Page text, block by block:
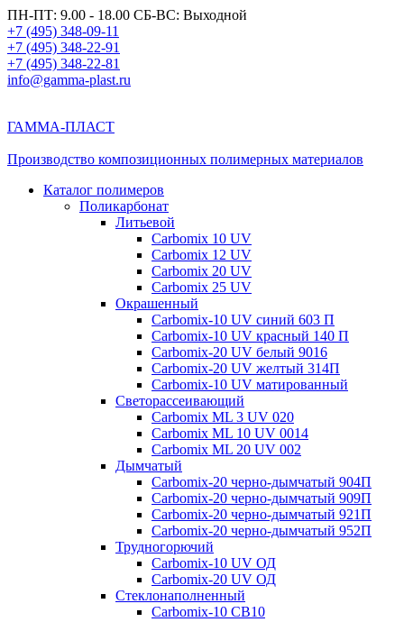
ПН-ПТ: 9.00 - 18.00 СБ-ВС: Выходной
+7 (495) 348-09-11
+7 (495) 348-22-91
+7 (495) 348-22-81
info@gamma-plast.ru
ГАММА-ПЛАСТ
Производство композиционных полимерных материалов
Каталог полимеров
Поликарбонат
Литьевой
Carbomix 10 UV
Carbomix 12 UV
Carbomix 20 UV
Carbomix 25 UV
Окрашенный
Carbomix-10 UV синий 603 П
Carbomix-10 UV красный 140 П
Carbomix-20 UV белый 9016
Carbomix-20 UV желтый 314П
Carbomix-10 UV матированный
Светорассеивающий
Carbomix ML 3 UV 020
Carbomix ML 10 UV 0014
Carbomix ML 20 UV 002
Дымчатый
Carbomix-20 черно-дымчатый 904П
Carbomix-20 черно-дымчатый 909П
Carbomix-20 черно-дымчатый 921П
Carbomix-20 черно-дымчатый 952П
Трудногорючий
Carbomix-10 UV ОД
Carbomix-20 UV ОД
Стеклонаполненный
Carbomix-10 СВ10